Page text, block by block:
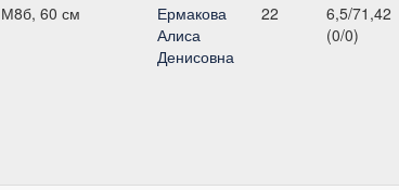
М8б, 60 см
Ермакова
Алиса
Денисовна
22
6,5/71,42
(0/0)